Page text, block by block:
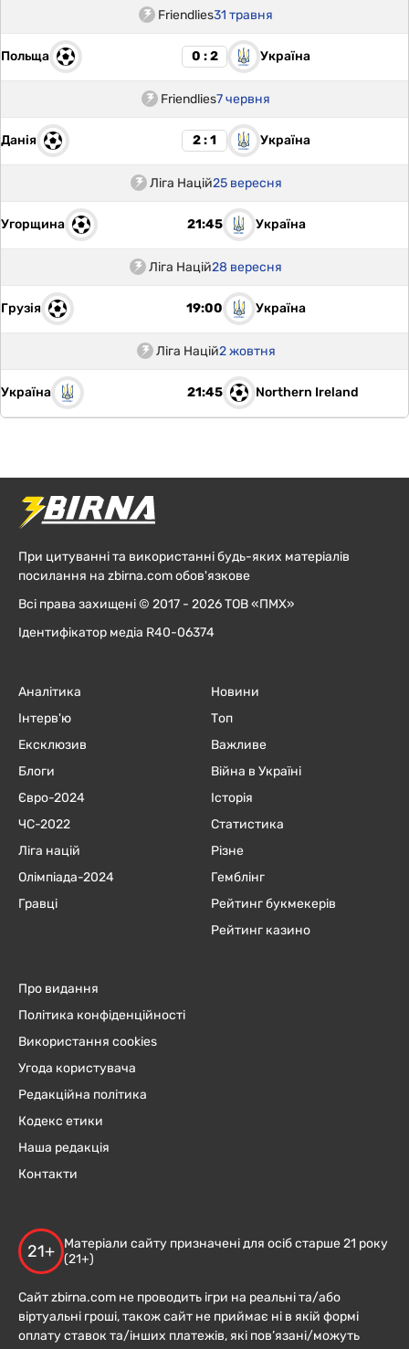
Friendlies31 травня
Польща 0 : 2 Україна
Friendlies7 червня
Данія 2 : 1 Україна
Ліга Націй25 вересня
Угорщина 21:45 Україна
Ліга Націй28 вересня
Грузія 19:00 Україна
Ліга Націй2 жовтня
Україна 21:45 Northern Ireland
При цитуванні та використанні будь-яких матеріалів
посилання на zbirna.com обов'язкове
Всі права захищені © 2017 - 2026 ТОВ «ПМХ»
Ідентифікатор медіа R40-06374
Аналітика
Інтерв'ю
Ексклюзив
Блоги
Євро-2024
ЧC-2022
Ліга націй
Олімпіада-2024
Гравці
Новини
Топ
Важливе
Війна в Україні
Історія
Статистика
Різне
Гемблінг
Рейтинг букмекерів
Рейтинг казино
Про видання
Політика конфіденційності
Використання cookies
Угода користувача
Редакційна політика
Кодекс етики
Наша редакція
Контакти
21+
Матеріали сайту призначені для осіб старше 21 року
(21+)
Сайт zbirna.com не проводить ігри на реальні та/або
віртуальні гроші, також сайт не приймає ні в якій формі
оплату ставок та/інших платежів, які пов’язані/можуть